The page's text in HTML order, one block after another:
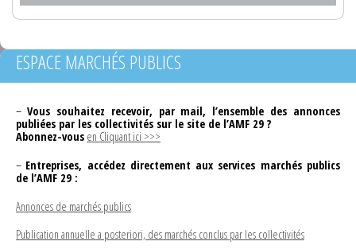
ESPACE MARCHÉS PUBLICS
– Vous souhaitez recevoir, par mail, l’ensemble des annonces
publiées par les collectivités sur le site de l’AMF 29 ?
Abonnez-vous en Cliquant ici >>>
– Entreprises, accédez directement aux services marchés publics
de l’AMF 29 :
Annonces de marchés publics
Publication annuelle a posteriori, des marchés conclus par les collectivités